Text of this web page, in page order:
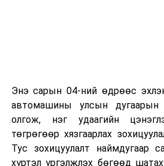
Энэ сарын 04-ний өдрөөс
автомашины улсын дугаарын
олгож, нэг удаагийн
төгрөгөөр хязгаарлах
Тус зохицуулалт наймдугаар
хүртэл үргэлжлэх бөгөөд